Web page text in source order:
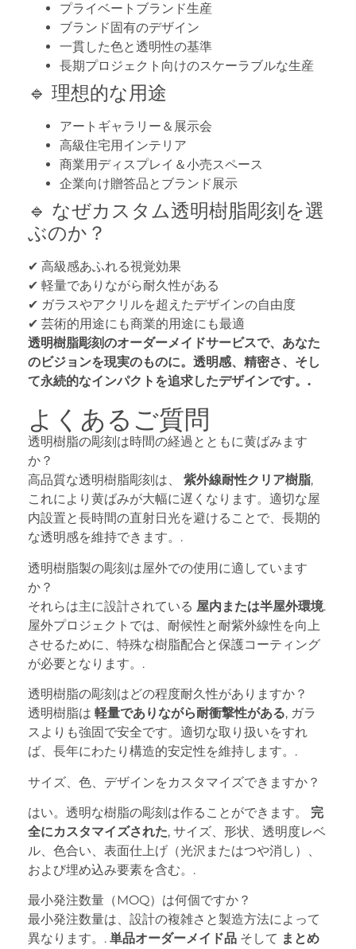
プライベートブランド生産
ブランド固有のデザイン
一貫した色と透明性の基準
長期プロジェクト向けのスケーラブルな生産
🔹 理想的な用途
アートギャラリー＆展示会
高級住宅用インテリア
商業用ディスプレイ＆小売スペース
企業向け贈答品とブランド展示
🔹 なぜカスタム透明樹脂彫刻を選
ぶのか？
✔ 高級感あふれる視覚効果
✔ 軽量でありながら耐久性がある
✔ ガラスやアクリルを超えたデザインの自由度
✔ 芸術的用途にも商業的用途にも最適
透明樹脂彫刻のオーダーメイドサービスで、あなた
のビジョンを現実のものに。透明感、精密さ、そし
て永続的なインパクトを追求したデザインです。.
よくあるご質問
透明樹脂の彫刻は時間の経過とともに黄ばみます
か？
高品質な透明樹脂彫刻は、 紫外線耐性クリア樹脂,
これにより黄ばみが大幅に遅くなります。適切な屋
内設置と長時間の直射日光を避けることで、長期的
な透明感を維持できます。.
透明樹脂製の彫刻は屋外での使用に適しています
か？
それらは主に設計されている 屋内または半屋外環境.
屋外プロジェクトでは、耐候性と耐紫外線性を向上
させるために、特殊な樹脂配合と保護コーティング
が必要となります。.
透明樹脂の彫刻はどの程度耐久性がありますか？
透明樹脂は 軽量でありながら耐衝撃性がある, ガラ
スよりも強固で安全です。適切な取り扱いをすれ
ば、長年にわたり構造的安定性を維持します。.
サイズ、色、デザインをカスタマイズできますか？
はい。透明な樹脂の彫刻は作ることができます。 完
全にカスタマイズされた, サイズ、形状、透明度レベ
ル、色合い、表面仕上げ（光沢またはつや消し）、
および埋め込み要素を含む。.
最小発注数量（MOQ）は何個ですか？
最小発注数量は、設計の複雑さと製造方法によって
異なります。. 単品オーダーメイド品 そして まとめ